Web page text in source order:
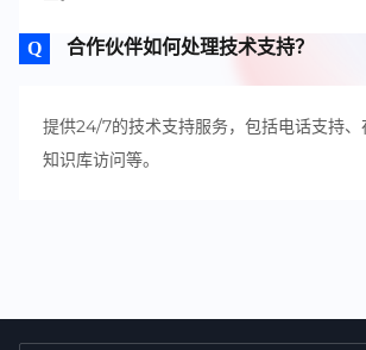
合作伙伴如何处理技术支持？
提供24/7的技术支持服务，包括电话支持、
知识库访问等。